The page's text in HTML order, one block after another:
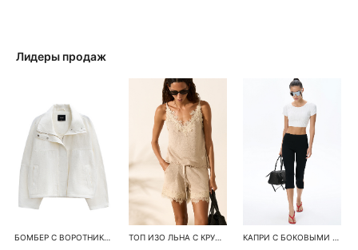
Лидеры продаж
БОМБЕР С ВОРОТНИКОМ-СТОЙКОЙ ТОП ИЗО ЛЬНА С КРУЖЕВОМ КАПРИ С БОКОВЫМИ РАЗРЕЗАМИ